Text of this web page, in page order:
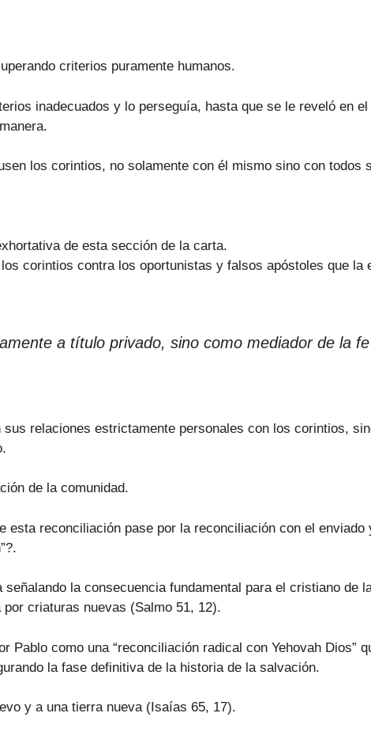
criterios puramente humanos.
inadecuados y lo perseguía, hasta que se le reveló en
los corintios, no solamente con él mismo sino con todos
de esta sección de la carta.
corintios contra los oportunistas y falsos apóstoles que
a título privado, sino como mediador de la
relaciones estrictamente personales con los corintios,
de la comunidad.
esta reconciliación pase por la reconciliación con el
la consecuencia fundamental para el cristiano de
criaturas nuevas (Salmo 51, 12).
Pablo como una “reconciliación radical con Yehovah Dios”
la fase definitiva de la historia de la salvación.
y a una tierra nueva (Isaías 65, 17).